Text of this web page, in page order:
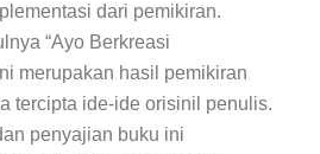
dari pemikiran.
“Ayo Berkreasi
merupakan hasil pemikiran
tercipta ide-ide orisinil penulis.
penyajian buku ini